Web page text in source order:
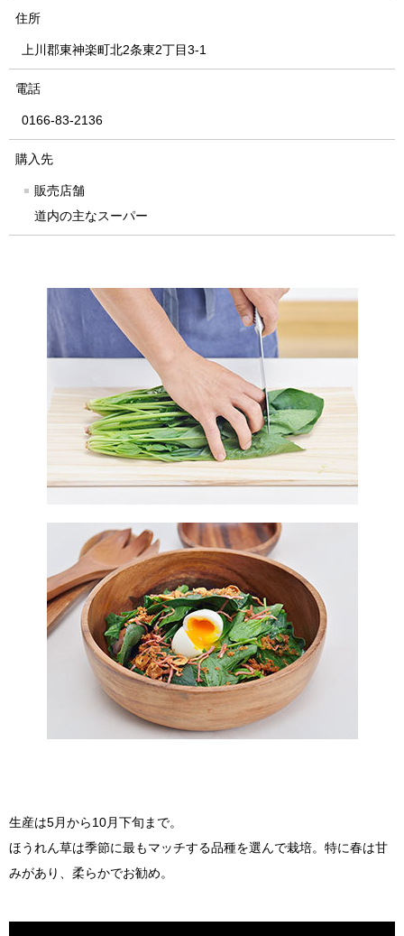
住所
上川郡東神楽町北2条東2丁目3-1
電話
0166-83-2136
購入先
販売店舗
道内の主なスーパー
生産は5月から10月下旬まで。
ほうれん草は季節に最もマッチする品種を選んで栽培。特に春は甘
みがあり、柔らかでお勧め。